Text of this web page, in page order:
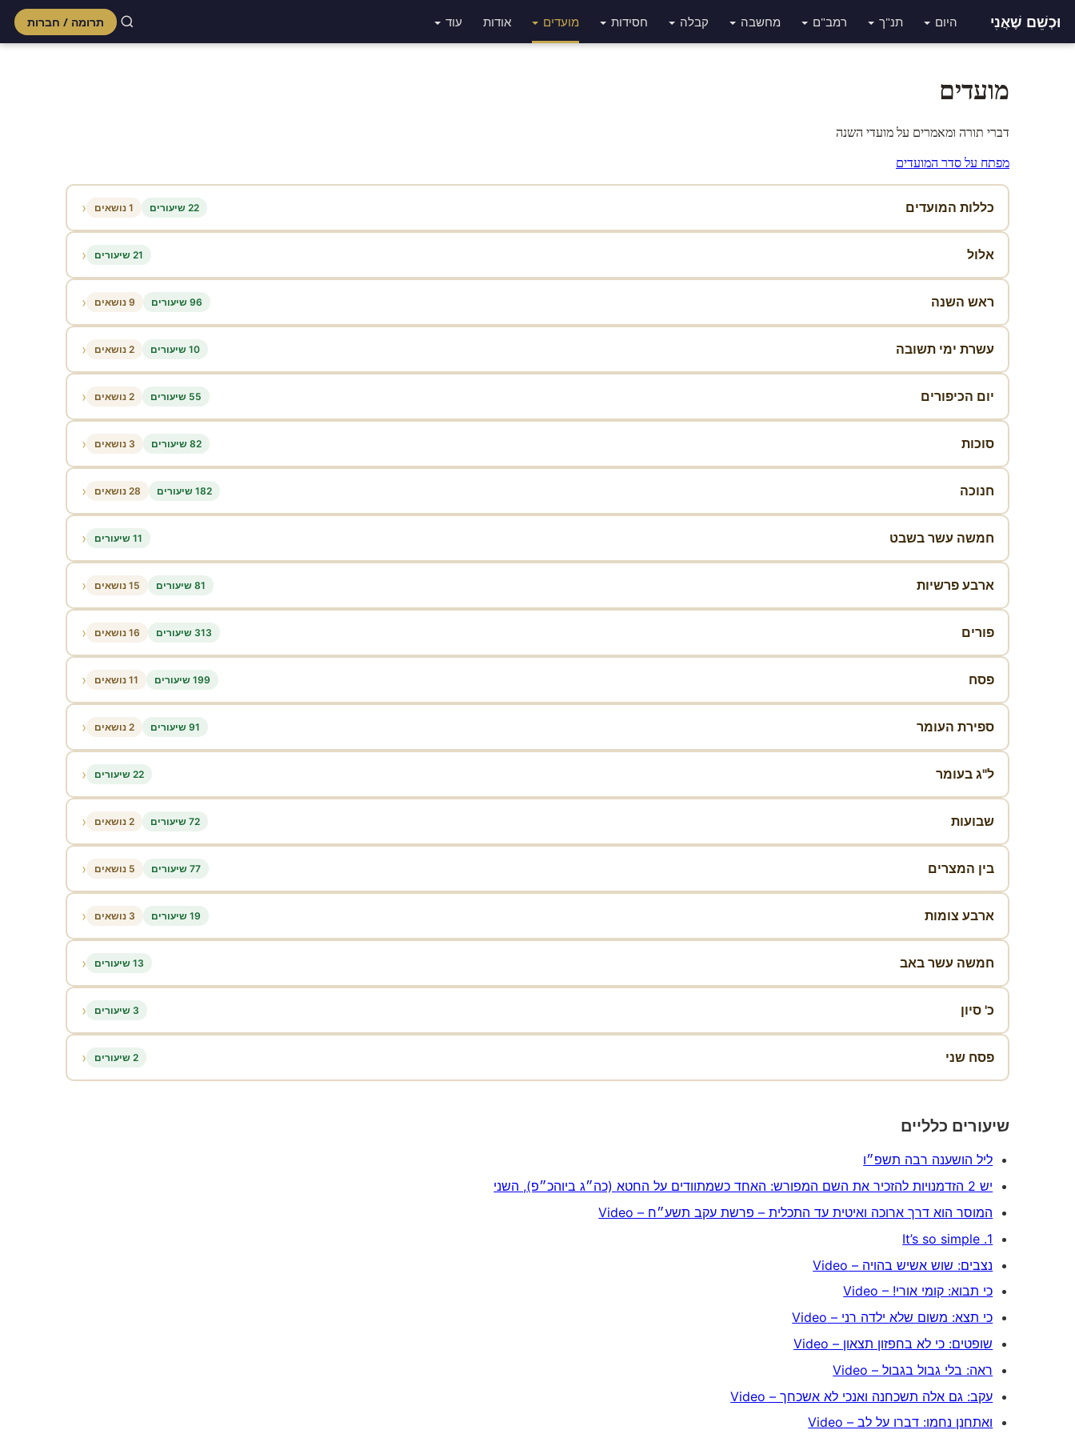
וּכְשֵׁם שֶׁאֲנִי היום תנ"ך רמב"ם מחשבה קבלה חסידות מועדים אודות עוד תרומה / חברות
מועדים
דברי תורה ומאמרים על מועדי השנה
מפתח על סדר המועדים
כללות המועדים 22 שיעורים 1 נושאים ‹
אלול 21 שיעורים ‹
ראש השנה 96 שיעורים 9 נושאים ‹
עשרת ימי תשובה 10 שיעורים 2 נושאים ‹
יום הכיפורים 55 שיעורים 2 נושאים ‹
סוכות 82 שיעורים 3 נושאים ‹
חנוכה 182 שיעורים 28 נושאים ‹
חמשה עשר בשבט 11 שיעורים ‹
ארבע פרשיות 81 שיעורים 15 נושאים ‹
פורים 313 שיעורים 16 נושאים ‹
פסח 199 שיעורים 11 נושאים ‹
ספירת העומר 91 שיעורים 2 נושאים ‹
ל"ג בעומר 22 שיעורים ‹
שבועות 72 שיעורים 2 נושאים ‹
בין המצרים 77 שיעורים 5 נושאים ‹
ארבע צומות 19 שיעורים 3 נושאים ‹
חמשה עשר באב 13 שיעורים ‹
כ' סיון 3 שיעורים ‹
פסח שני 2 שיעורים ‹
שיעורים כלליים
ליל הושענה רבה תשפ״ו
יש 2 הזדמנויות להזכיר את השם המפורש: האחד כשמתוודים על החטא (כה״ג ביוהכ״פ), השני
המוסר הוא דרך ארוכה ואיטית עד התכלית – פרשת עקב תשע״ח – Video
1. It’s so simple
נצבים: שוש אשיש בהויה – Video
כי תבוא: קומי אורי! – Video
כי תצא: משום שלא ילדה רני – Video
שופטים: כי לא בחפזון תצאון – Video
ראה: בלי גבול בגבול – Video
עקב: גם אלה תשכחנה ואנכי לא אשכחך – Video
ואתחנן נחמו: דברו על לב – Video